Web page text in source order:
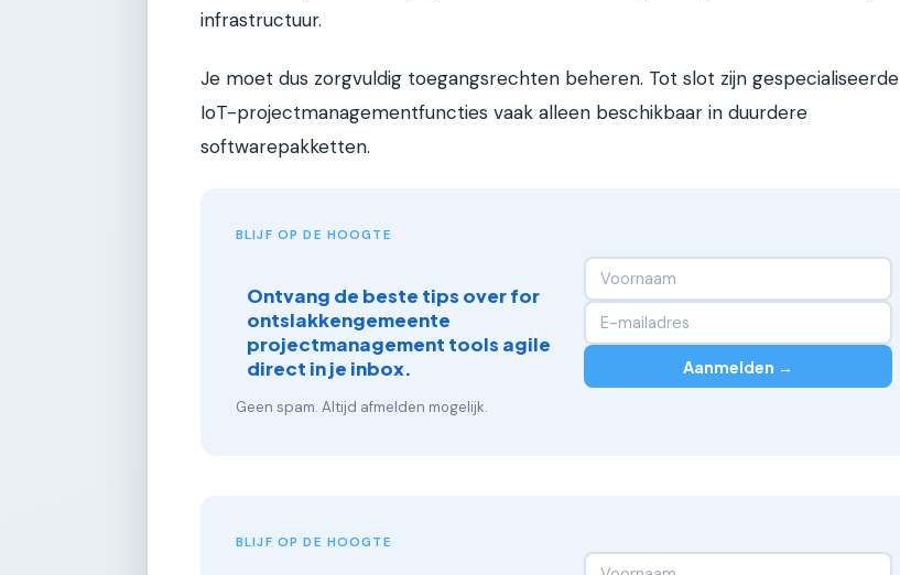
infrastructuur.
Je moet dus zorgvuldig toegangsrechten beheren. Tot slot zijn gespecialiseerde
IoT-projectmanagementfuncties vaak alleen beschikbaar in duurdere
softwarepakketten.
BLIJF OP DE HOOGTE
Ontvang de beste tips over for
ontslakkengemeente
projectmanagement tools agile
direct in je inbox.
Geen spam. Altijd afmelden mogelijk.
Aanmelden →
BLIJF OP DE HOOGTE